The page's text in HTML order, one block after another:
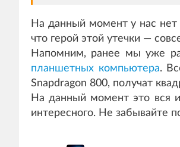
На данный момент у нас
что герой этой утечки —
Напомним, ранее мы уже
планшетных компьютера.
Snapdragon 800, получат
На данный момент это вся
интересного. Не забывайте